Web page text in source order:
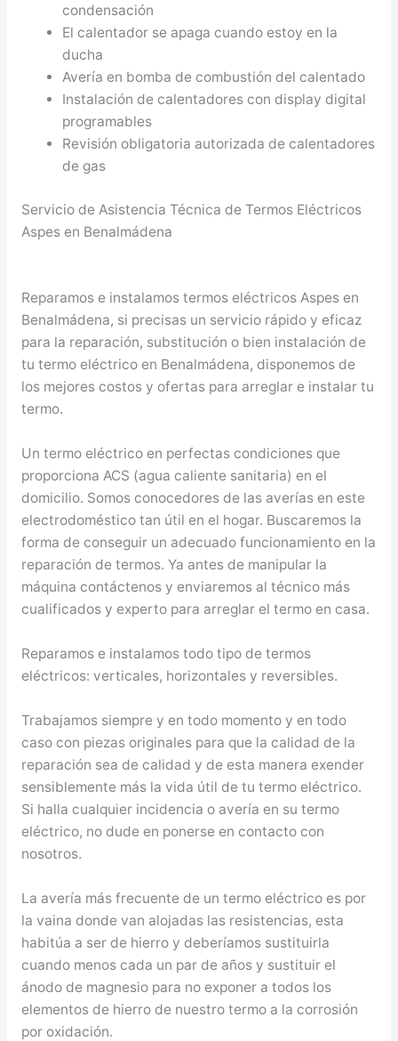
condensación
El calentador se apaga cuando estoy en la
ducha
Avería en bomba de combustión del calentado
Instalación de calentadores con display digital
programables
Revisión obligatoria autorizada de calentadores
de gas
Servicio de Asistencia Técnica de Termos Eléctricos
Aspes en Benalmádena
Reparamos e instalamos termos eléctricos Aspes en
Benalmádena, si precisas un servicio rápido y eficaz
para la reparación, substitución o bien instalación de
tu termo eléctrico en Benalmádena, disponemos de
los mejores costos y ofertas para arreglar e instalar tu
termo.
Un termo eléctrico en perfectas condiciones que
proporciona ACS (agua caliente sanitaria) en el
domicilio. Somos conocedores de las averías en este
electrodoméstico tan útil en el hogar. Buscaremos la
forma de conseguir un adecuado funcionamiento en la
reparación de termos. Ya antes de manipular la
máquina contáctenos y enviaremos al técnico más
cualificados y experto para arreglar el termo en casa.
Reparamos e instalamos todo tipo de termos
eléctricos: verticales, horizontales y reversibles.
Trabajamos siempre y en todo momento y en todo
caso con piezas originales para que la calidad de la
reparación sea de calidad y de esta manera exender
sensiblemente más la vida útil de tu termo eléctrico.
Si halla cualquier incidencia o avería en su termo
eléctrico, no dude en ponerse en contacto con
nosotros.
La avería más frecuente de un termo eléctrico es por
la vaina donde van alojadas las resistencias, esta
habitúa a ser de hierro y deberíamos sustituirla
cuando menos cada un par de años y sustituir el
ánodo de magnesio para no exponer a todos los
elementos de hierro de nuestro termo a la corrosión
por oxidación.